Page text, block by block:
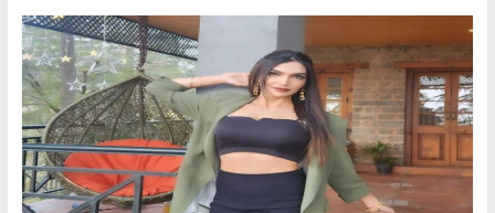
o
o
k
A
p
p